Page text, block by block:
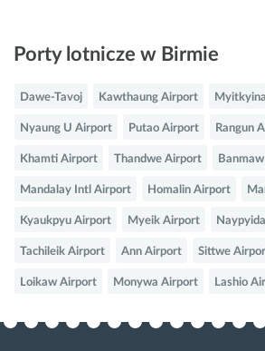
Porty lotnicze w Birmie
Dawe-Tavoj Kawthaung Airport Myitkyina
Nyaung U Airport Putao Airport Rangun
Khamti Airport Thandwe Airport Banmaw
Mandalay Intl Airport Homalin Airport
Kyaukpyu Airport Myeik Airport
Tachileik Airport Ann Airport Sittwe
Loikaw Airport Monywa Airport Lashio